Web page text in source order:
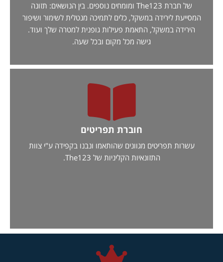
של חברת The123 ומומחים נוספים. בין הנושאים: תזונה
המסייעת לירידה במשקל, כלים לתמיכה מנטלית לשימור ושיפור
הירידה במשקל, התאמת פעילות גופנית למטרה שלך ועוד.
גישה מכל מקום ובכל שעה.
חוברת תפריטים
עשרות תפריטים מגוונים שהותאמו ונבנו בקפידה ע"י צוות
התזונאיות הקליניות של The123.